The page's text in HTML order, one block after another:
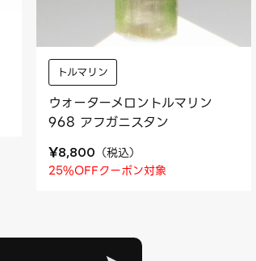
トルマリン
ウォーターメロントルマリン
968 アフガニスタン
¥8,800 （税込）
25%OFFクーポン対象